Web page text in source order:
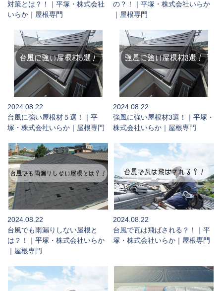
対策とは？！｜平塚・株式会社
いらか｜屋根専門
の？！｜平塚・株式会社いらか
｜屋根専門
2024.08.22
台風に強い屋根材５選！｜平
塚・株式会社いらか｜屋根専門
2024.08.22
強風に強い屋根材3選！｜平塚・
株式会社いらか｜屋根専門
2024.08.22
台風でも雨漏りしない屋根と
は？！｜平塚・株式会社いらか
｜屋根専門
2024.08.22
台風で瓦は飛ばされる？！｜平
塚・株式会社いらか｜屋根専門